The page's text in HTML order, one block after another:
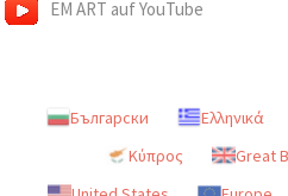
EM ART auf YouTube
Български Ελληνικά
Κύπρος
Great